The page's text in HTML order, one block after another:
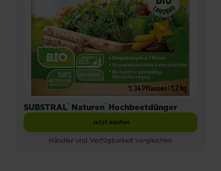
SUBSTRAL® Naturen® Hochbeetdünger
Jetzt kaufenSUBSTRAL® Naturen®
Händler und Verfügbarkeit vergleichen